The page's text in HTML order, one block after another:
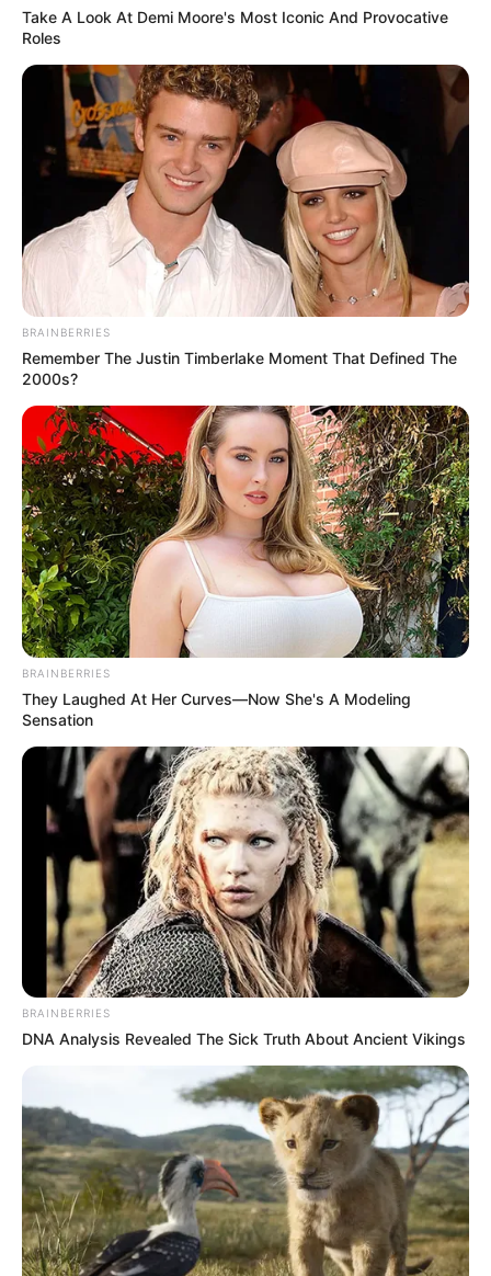
Take A Look At Demi Moore's Most Iconic And Provocative
Roles
BRAINBERRIES
Remember The Justin Timberlake Moment That Defined The
2000s?
BRAINBERRIES
They Laughed At Her Curves—Now She's A Modeling
Sensation
BRAINBERRIES
DNA Analysis Revealed The Sick Truth About Ancient Vikings